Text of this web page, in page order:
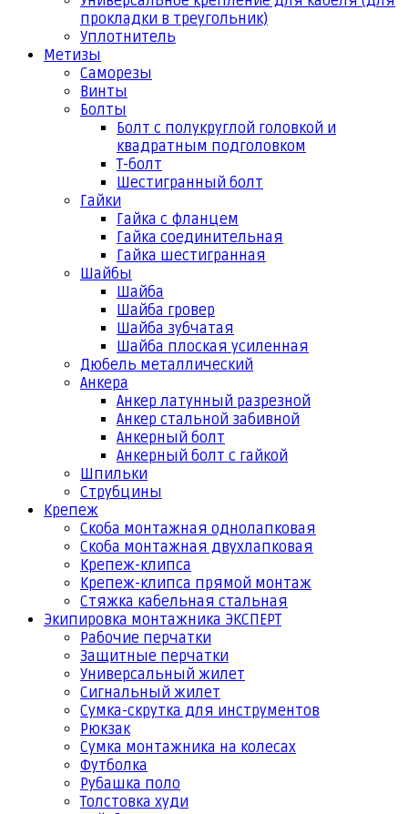
прокладки в треугольник)
Уплотнитель
Метизы
Саморезы
Винты
Болты
Болт с полукруглой головкой и
квадратным подголовком
Т-болт
Шестигранный болт
Гайки
Гайка с фланцем
Гайка соединительная
Гайка шестигранная
Шайбы
Шайба
Шайба гровер
Шайба зубчатая
Шайба плоская усиленная
Дюбель металлический
Анкера
Анкер латунный разрезной
Анкер стальной забивной
Анкерный болт
Анкерный болт с гайкой
Шпильки
Струбцины
Крепеж
Скоба монтажная однолапковая
Скоба монтажная двухлапковая
Крепеж-клипса
Крепеж-клипса прямой монтаж
Стяжка кабельная стальная
Экипировка монтажника ЭКСПЕРТ
Рабочие перчатки
Защитные перчатки
Универсальный жилет
Сигнальный жилет
Сумка-скрутка для инструментов
Рюкзак
Сумка монтажника на колесах
Футболка
Рубашка поло
Толстовка худи